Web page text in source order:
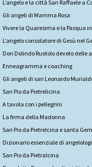
L’angelo e la città San Raffaele a
Gli angeli di Mamma Rosa
Vivere la Quaresima e la Pasqua
L’angelo consolatore di Gesù nel
Don Dolindo Ruotolo devoto delle
Enneagramma e coaching
Gli angeli di san Leonardo
San Pio da Pietrelicina
A tavola con i pellegrini
La firma della Madonna
San Pio da Pietrelcina e santa
Dizionario essenziale di
San Pio da Pietralcina